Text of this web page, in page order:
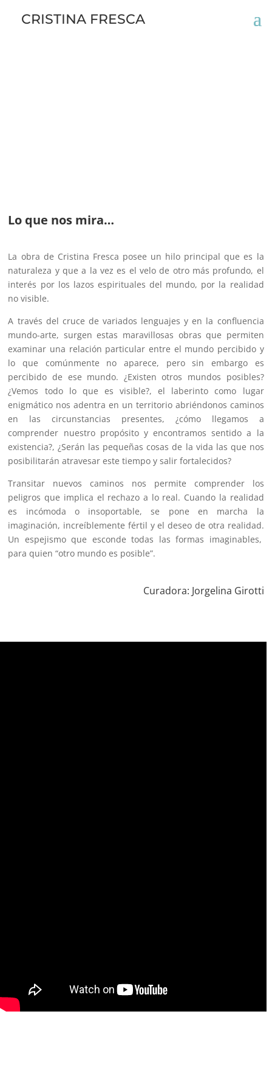
CRISTINA FRESCA
Lo que nos mira…
La obra de Cristina Fresca posee un hilo principal que es la
naturaleza y que a la vez es el velo de otro más profundo, el
interés por los lazos espirituales del mundo, por la realidad
no visible.
A través del cruce de variados lenguajes y en la confluencia
mundo-arte, surgen estas maravillosas obras que permiten
examinar una relación particular entre el mundo percibido y
lo que comúnmente no aparece, pero sin embargo es
percibido de ese mundo. ¿Existen otros mundos posibles?
¿Vemos todo lo que es visible?, el laberinto como lugar
enigmático nos adentra en un territorio abriéndonos caminos
en las circunstancias presentes, ¿cómo llegamos a
comprender nuestro propósito y encontramos sentido a la
existencia?,¿Serán las pequeñas cosas de la vida las que nos
posibilitarán atravesar este tiempo y salir fortalecidos?
Transitar nuevos caminos nos permite comprender los
peligros que implica el rechazo a lo real. Cuando la realidad
es incómoda o insoportable, se pone en marcha la
imaginación, increíblemente fértil y el deseo de otra realidad.
Un espejismo que esconde todas las formas imaginables,
para quien“otro mundo es posible”.
Curadora: Jorgelina Girotti